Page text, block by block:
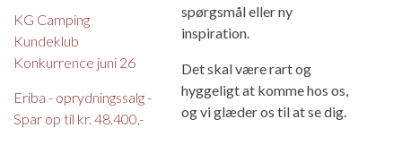
KG Camping
Kundeklub
Konkurrence juni 26
Eriba - oprydningssalg -
Spar op til kr. 48.400,-
spørgsmål eller ny
inspiration.
Det skal være rart og
hyggeligt at komme hos os,
og vi glæder os til at se dig.